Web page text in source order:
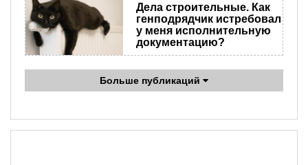
Дела строительные. Как
генподрядчик истребовал
у меня исполнительную
документацию?
Больше публикаций